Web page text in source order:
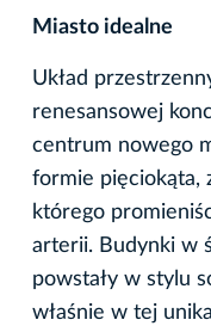
Miasto idealne
Układ
renesansowej
centrum nowego
formie pięciokąta,
którego
arterii. Budynki w
powstały w stylu
właśnie w tej